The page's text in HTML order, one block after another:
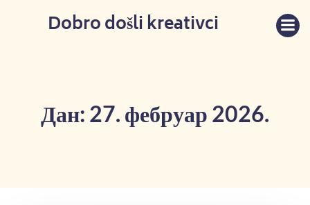
to
Dobro došli kreativci
Дан: 27. фебруар 2026.